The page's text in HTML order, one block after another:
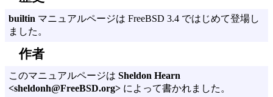
builtin マニュアルページは FreeBSD 3.4 ではじめて登場し
ました。
作者
このマニュアルページは Sheldon Hearn
<sheldonh@FreeBSD.org> によって書かれました。